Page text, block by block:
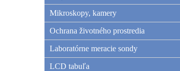
Mikroskopy, kamery
Ochrana životného prostredia
Laboratórne meracie sondy
LCD tabuľa